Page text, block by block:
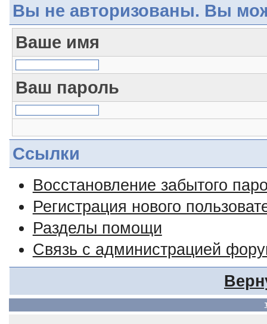
Вы не авторизованы. Вы
Ваше имя
Ваш пароль
Ссылки
Восстановление забытого
Регистрация нового
Разделы помощи
Связь с администрацией